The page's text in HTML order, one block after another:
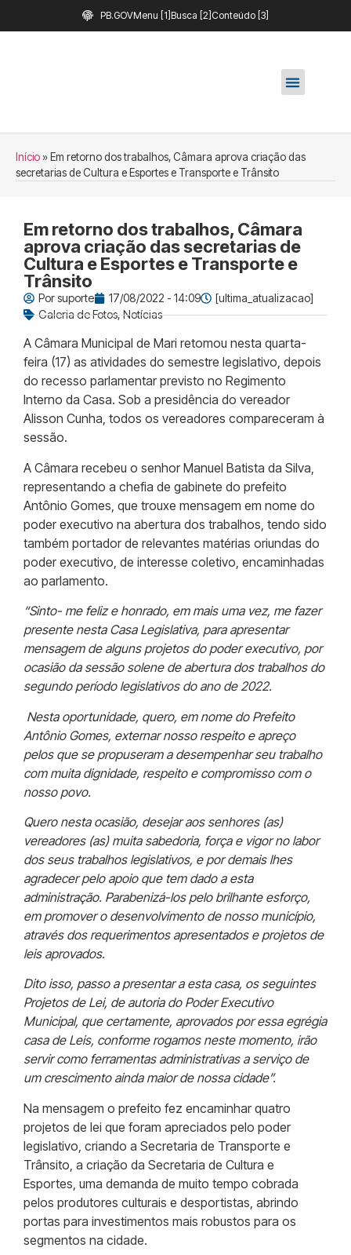
PB.GOVMenu [1] Busca [2] Conteúdo [3]
Início» Em retorno dos trabalhos, Câmara aprova criação das
secretarias de Cultura e Esportes e Transporte e Trânsito
Em retorno dos trabalhos, Câmara
aprova criação das secretarias de
Cultura e Esportes e Transporte e
Trânsito
Porsuporte 17/08/2022 - 14:09
[ultima_atualizacao]
Galeria de Fotos,Notícias
A Câmara Municipal de Mari retomou nesta quarta-
feira (17) as atividades do semestre legislativo, depois
do recesso parlamentar previsto no Regimento
Interno da Casa. Sob a presidência do vereador
Alisson Cunha, todos os vereadores compareceram à
sessão.
A Câmara recebeu o senhor Manuel Batista da Silva,
representando a chefia de gabinete do prefeito
Antônio Gomes, que trouxe mensagem em nome do
poder executivo na abertura dos trabalhos, tendo sido
também portador de relevantes matérias oriundas do
poder executivo, de interesse coletivo, encaminhadas
ao parlamento.
“Sinto- me feliz e honrado, em mais uma vez, me fazer
presente nesta Casa Legislativa, para apresentar
mensagem de alguns projetos do poder executivo, por
ocasião da sessão solene de abertura dos trabalhos do
segundo período legislativos do ano de 2022.
Nesta oportunidade, quero, em nome do Prefeito
Antônio Gomes, externar nosso respeito e apreço
pelos que se propuseram a desempenhar seu trabalho
com muita dignidade, respeito e compromisso com o
nosso povo.
Quero nesta ocasião, desejar aos senhores (as)
vereadores (as) muita sabedoria, força e vigor no labor
dos seus trabalhos legislativos, e por demais lhes
agradecer pelo apoio que tem dado a esta
administração. Parabenizá-los pelo brilhante esforço,
em promover o desenvolvimento de nosso município,
através dos requerimentos apresentados e projetos de
leis aprovados.
Dito isso, passo a presentar a esta casa, os seguintes
Projetos de Lei, de autoria do Poder Executivo
Municipal, que certamente, aprovados por essa egrégia
casa de Leis, conforme rogamos neste momento, irão
servir como ferramentas administrativas a serviço de
um crescimento ainda maior de nossa cidade”.
Na mensagem o prefeito fez encaminhar quatro
projetos de lei que foram apreciados pelo poder
legislativo, criando a Secretaria de Transporte e
Trânsito, a criação da Secretaria de Cultura e
Esportes, uma demanda de muito tempo cobrada
pelos produtores culturais e desportistas, abrindo
portas para investimentos mais robustos para os
segmentos na cidade.